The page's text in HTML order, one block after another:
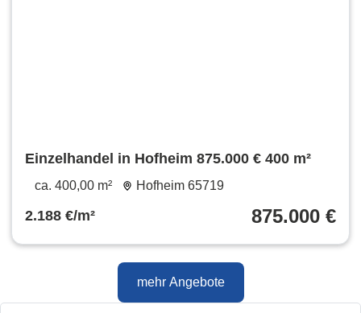
Einzelhandel in Hofheim 875.000 € 400 m²
ca. 400,00 m² Hofheim 65719
2.188 €/m² 875.000 €
mehr Angebote